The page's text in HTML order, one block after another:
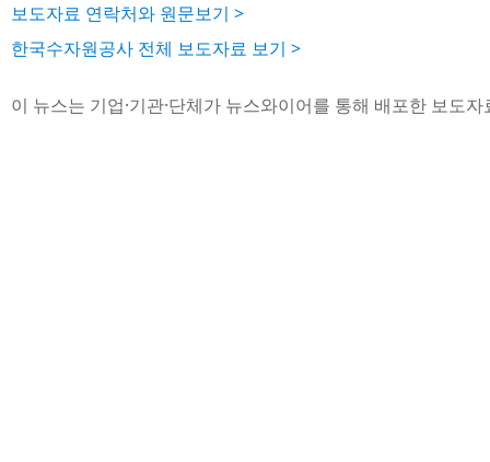
보도자료 연락처와 원문보기 >
한국수자원공사 전체 보도자료 보기 >
이 뉴스는 기업·기관·단체가 뉴스와이어를 통해 배포한 보도